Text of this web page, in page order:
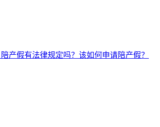
产假有法律规定吗？该如何申请陪产假？